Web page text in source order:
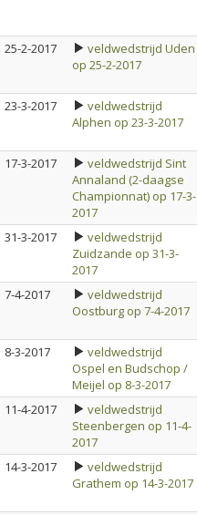
25-2-2017
veldwedstrijd Uden
op 25-2-2017
23-3-2017
veldwedstrijd
Alphen op 23-3-2017
17-3-2017
veldwedstrijd Sint
Annaland (2-daagse
Championnat) op 17-3-
2017
31-3-2017
veldwedstrijd
Zuidzande op 31-3-
2017
7-4-2017
veldwedstrijd
Oostburg op 7-4-2017
8-3-2017
veldwedstrijd
Ospel en Budschop /
Meijel op 8-3-2017
11-4-2017
veldwedstrijd
Steenbergen op 11-4-
2017
14-3-2017
veldwedstrijd
Grathem op 14-3-2017